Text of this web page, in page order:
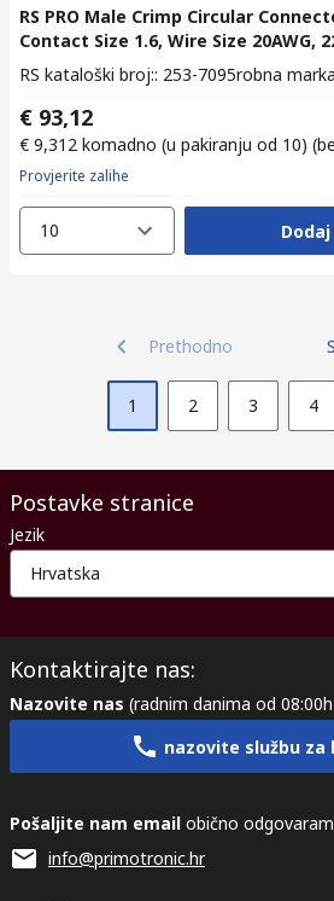
RS PRO Male Crimp Circular
Contact Size 1.6, Wire Size 20AWG,
RS kataloški broj:: 253-7095robna marka
€ 93,12
€ 9,312 komadno (u pakiranju od 10)
Provjerite zalihe
10
Prethodno
1 2 3 4
Postavke stranice
Jezik
Hrvatska
Kontaktirajte nas:
Nazovite nas (radnim danima od
nazovite službu za
Pošaljite nam email obično
info@primotronic.hr